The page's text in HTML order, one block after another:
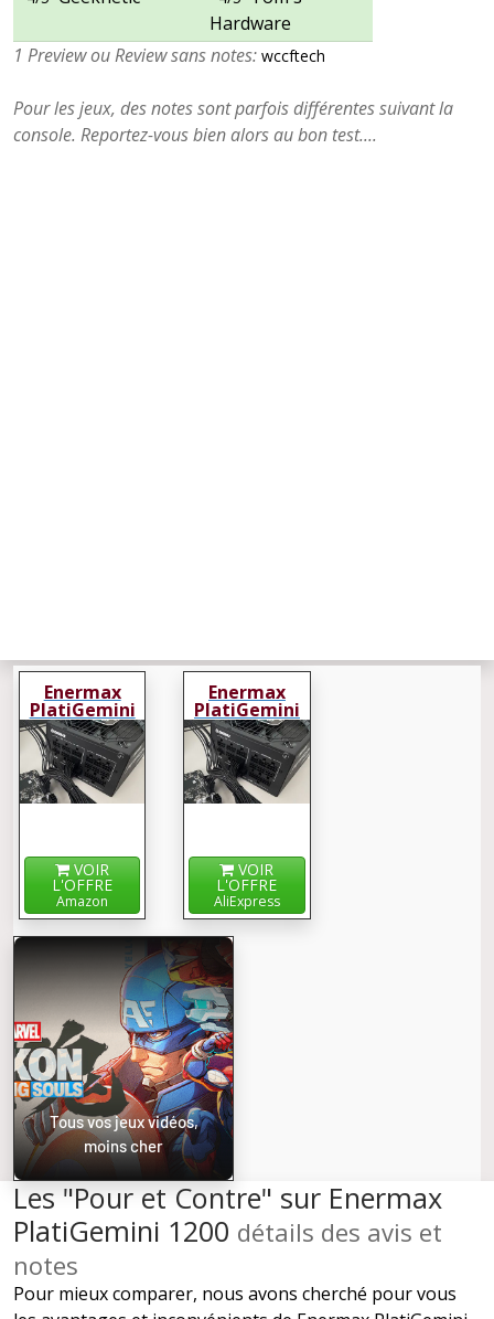
Hardware
1 Preview ou Review sans notes: wccftech
Pour les jeux, des notes sont parfois différentes suivant la
console. Reportez-vous bien alors au bon test....
Enermax
PlatiGemini
1200
VOIR
L'OFFRE
Amazon
Enermax
PlatiGemini
1200
VOIR
L'OFFRE
AliExpress
Tous vos jeux vidéos,
moins cher
Les "Pour et Contre" sur Enermax
PlatiGemini 1200 détails des avis et
notes
Pour mieux comparer, nous avons cherché pour vous